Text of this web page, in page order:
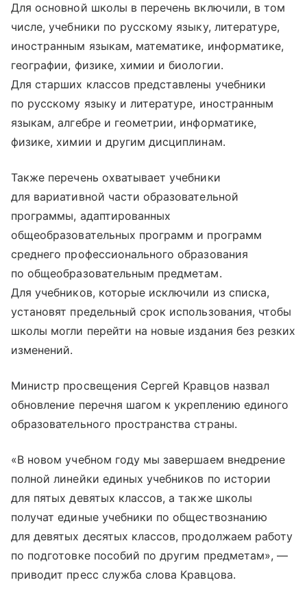
Для основной школы в перечень включили, в том
числе, учебники по русскому языку, литературе,
иностранным языкам, математике, информатике,
географии, физике, химии и биологии.
Для старших классов представлены учебники
по русскому языку и литературе, иностранным
языкам, алгебре и геометрии, информатике,
физике, химии и другим дисциплинам.
Также перечень охватывает учебники
для вариативной части образовательной
программы, адаптированных
общеобразовательных программ и программ
среднего профессионального образования
по общеобразовательным предметам.
Для учебников, которые исключили из списка,
установят предельный срок использования, чтобы
школы могли перейти на новые издания без резких
изменений.
Министр просвещения Сергей Кравцов назвал
обновление перечня шагом к укреплению единого
образовательного пространства страны.
«В новом учебном году мы завершаем внедрение
полной линейки единых учебников по истории
для пятых девятых классов, а также школы
получат единые учебники по обществознанию
для девятых десятых классов, продолжаем работу
по подготовке пособий по другим предметам», —
приводит пресс служба слова Кравцова.